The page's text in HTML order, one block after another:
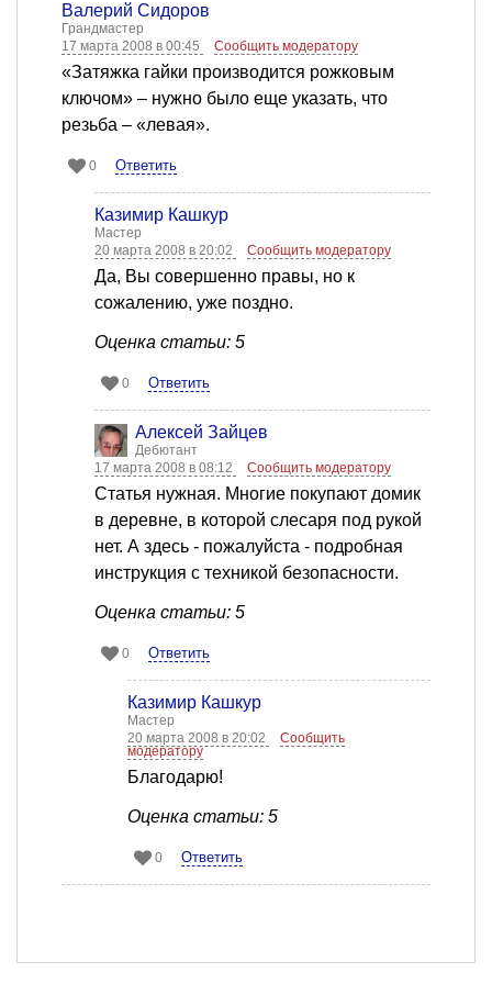
Валерий Сидоров
Грандмастер
17 марта 2008 в 00:45
Сообщить модератору
«Затяжка гайки производится рожковым
ключом» – нужно было еще указать, что
резьба – «левая».
0 Ответить
Казимир Кашкур
Мастер
20 марта 2008 в 20:02
Сообщить модератору
Да, Вы совершенно правы, но к
сожалению, уже поздно.
Оценка статьи: 5
0 Ответить
Алексей Зайцев
Дебютант
17 марта 2008 в 08:12
Сообщить модератору
Статья нужная. Многие покупают домик
в деревне, в которой слесаря под рукой
нет. А здесь - пожалуйста - подробная
инструкция с техникой безопасности.
Оценка статьи: 5
0 Ответить
Казимир Кашкур
Мастер
20 марта 2008 в 20:02
Сообщить
модератору
Благодарю!
Оценка статьи: 5
0 Ответить